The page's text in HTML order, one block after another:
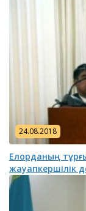
24.08.2018
Елорданың
жауапкершілік